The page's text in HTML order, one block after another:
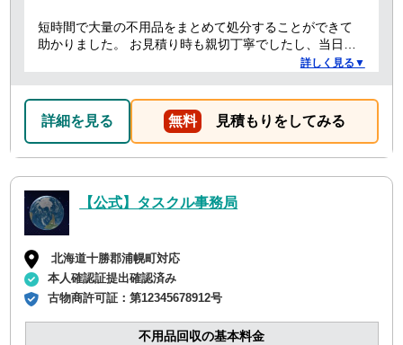
短時間で大量の不用品をまとめて処分することができて
助かりました。 お見積り時も親切丁寧でしたし、当日作
業を担当してくれた方たちも礼儀正しく気持ちよく対応
詳しく見る▼
詳細を見る 無料 見積もりをしてみる
【公式】タスクル事務局
北海道十勝郡浦幌町対応
本人確認証提出確認済み
古物商許可証：第12345678912号
不用品回収の基本料金